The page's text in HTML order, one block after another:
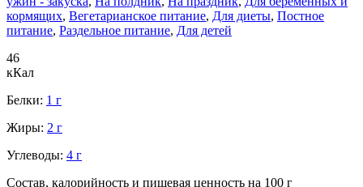
кормящих, Вегетарианское питание, Для диеты, Постное
питание, Раздельное питание, Для детей
46
кКал
Белки: 1 г
Жиры: 2 г
Углеводы: 4 г
Состав, калорийность и пищевая ценность на 100 г